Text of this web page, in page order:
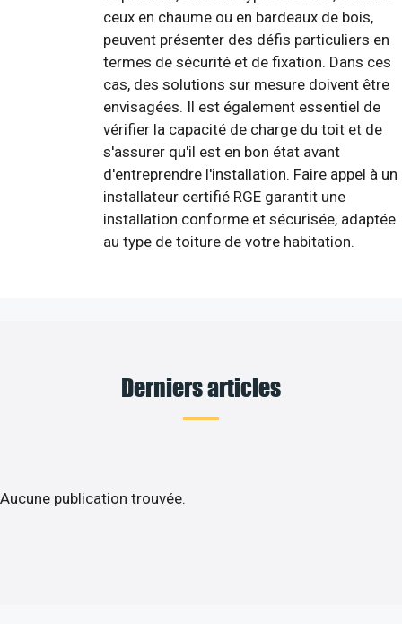
ceux en chaume ou en bardeaux de bois,
peuvent présenter des défis particuliers en
termes de sécurité et de fixation. Dans ces
cas, des solutions sur mesure doivent être
envisagées. Il est également essentiel de
vérifier la capacité de charge du toit et de
s'assurer qu'il est en bon état avant
d'entreprendre l'installation. Faire appel à un
installateur certifié RGE garantit une
installation conforme et sécurisée, adaptée
au type de toiture de votre habitation.
Derniers articles
Aucune publication trouvée.